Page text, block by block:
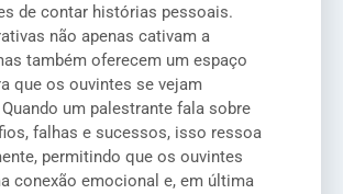
de contar histórias pessoais.
não apenas cativam a
também oferecem um espaço
que os ouvintes se vejam
um palestrante fala sobre
falhas e sucessos, isso ressoa
permitindo que os ouvintes
conexão emocional e, em última